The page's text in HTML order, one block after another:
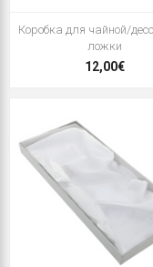
Коробка для чайной/
ложки
12,00€